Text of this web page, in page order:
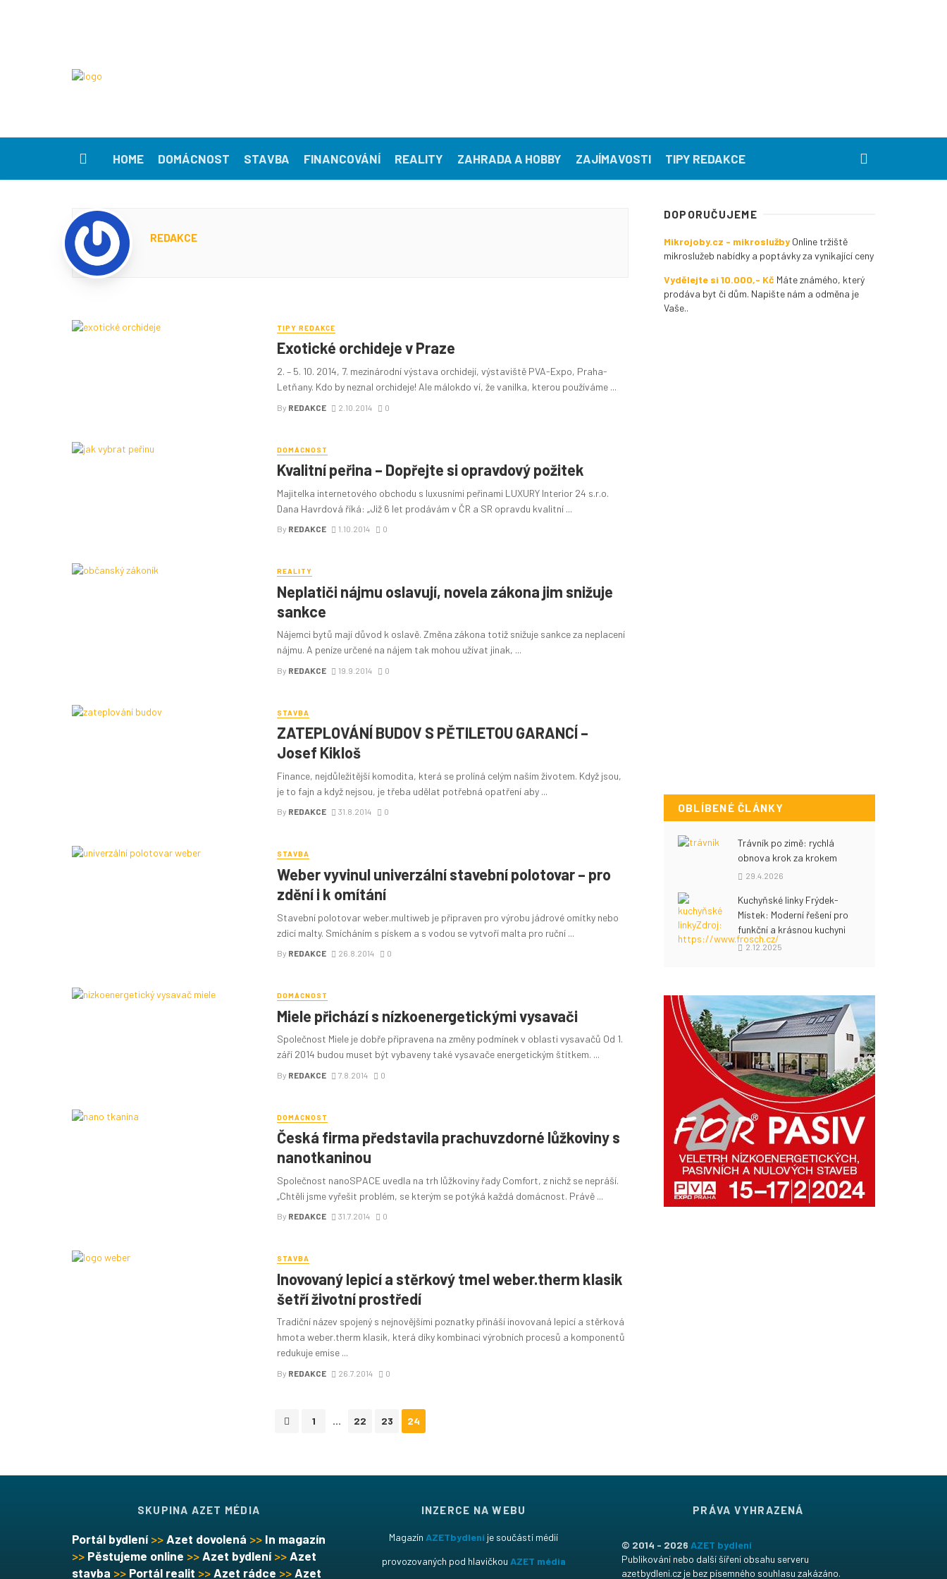
HOME DOMÁCNOST STAVBA FINANCOVÁNÍ REALITY ZAHRADA A HOBBY ZAJÍMAVOSTI TIPY REDAKCE
REDAKCE
TIPY REDAKCE
Exotické orchideje v Praze
2. – 5. 10. 2014, 7. mezinárodní výstava orchidejí, výstaviště PVA-Expo, Praha-
Letňany. Kdo by neznal orchideje! Ale málokdo ví, že vanilka, kterou používáme ...
By REDAKCE 2.10.2014 0
DOMÁCNOST
Kvalitní peřina – Dopřejte si opravdový požitek
Majitelka internetového obchodu s luxusními peřinami LUXURY Interior 24 s.r.o.
Dana Havrdová říká: „Již 6 let prodávám v ČR a SR opravdu kvalitní ...
By REDAKCE 1.10.2014 0
REALITY
Neplatiči nájmu oslavují, novela zákona jim snižuje
sankce
Nájemci bytů mají důvod k oslavě. Změna zákona totiž snižuje sankce za neplacení
nájmu. A peníze určené na nájem tak mohou užívat jinak, ...
By REDAKCE 19.9.2014 0
STAVBA
ZATEPLOVÁNÍ BUDOV S PĚTILETOU GARANCÍ –
Josef Kikloš
Finance, nejdůležitější komodita, která se prolíná celým naším životem. Když jsou,
je to fajn a když nejsou, je třeba udělat potřebná opatření aby ...
By REDAKCE 31.8.2014 0
STAVBA
Weber vyvinul univerzální stavební polotovar – pro
zdění i k omítání
Stavební polotovar weber.multiweb je připraven pro výrobu jádrové omítky nebo
zdicí malty. Smícháním s pískem a s vodou se vytvoří malta pro ruční ...
By REDAKCE 26.8.2014 0
DOMÁCNOST
Miele přichází s nízkoenergetickými vysavači
Společnost Miele je dobře připravena na změny podmínek v oblasti vysavačů Od 1.
září 2014 budou muset být vybaveny také vysavače energetickým štítkem. ...
By REDAKCE 7.8.2014 0
DOMÁCNOST
Česká firma představila prachuvzdorné lůžkoviny s
nanotkaninou
Společnost nanoSPACE uvedla na trh lůžkoviny řady Comfort, z nichž se nepráší.
„Chtěli jsme vyřešit problém, se kterým se potýká každá domácnost. Právě ...
By REDAKCE 31.7.2014 0
STAVBA
Inovovaný lepicí a stěrkový tmel weber.therm klasik
šetří životní prostředí
Tradiční název spojený s nejnovějšími poznatky přináší inovovaná lepicí a stěrková
hmota weber.therm klasik, která díky kombinaci výrobních procesů a komponentů
redukuje emise ...
By REDAKCE 26.7.2014 0
1 ... 22 23 24
DOPORUČUJEME
Mikrojoby.cz - mikroslužby Online tržiště
mikroslužeb nabídky a poptávky za vynikající ceny
Vydělejte si 10.000,- Kč Máte známého, který
prodáva byt či dům. Napište nám a odměna je
Vaše..
OBLÍBENÉ ČLÁNKY
Trávník po zimě: rychlá
obnova krok za krokem
29.4.2026
Kuchyňské linky Frýdek-
Místek: Moderní řešení pro
funkční a krásnou kuchyni
2.12.2025
SKUPINA AZET MÉDIA
Portál bydlení>>Azet dovolená >> In magazín
>> Pěstujeme online >>Azet bydlení >>Azet
stavba >> Portál realit >>Azet rádce >>Azet
INZERCE NA WEBU
Magazín AZETbydlení je součástí médií
provozovaných pod hlavičkou AZET média
PRÁVA VYHRAZENÁ
© 2014 - 2026 AZET bydlení
Publikování nebo další šíření obsahu serveru
azetbydleni.cz je bez písemného souhlasu zakázáno.